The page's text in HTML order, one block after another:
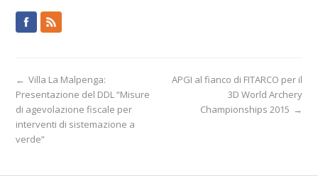
APGI al fianco di FITARCO per il
3D World Archery
Championships 2015 →
← Villa La Malpenga:
Presentazione del DDL “Misure
di agevolazione fiscale per
interventi di sistemazione a
verde”